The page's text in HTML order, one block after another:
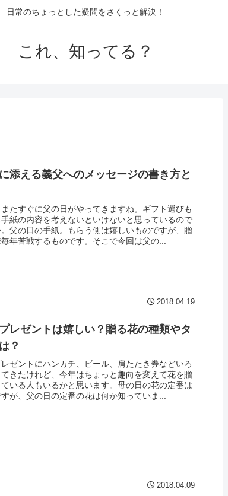
日常のちょっとした疑問をさくっと解決！
これ、知ってる？
添える義父へのメッセージの書き方と
たすぐに父の日がやってきますね。ギフト選びも
紙の内容を考えないといけないと思っているので
父の日の手紙。もらう側は嬉しいものですが、贈
年苦戦するものです。そこで今回は父の...
2018.04.19
レゼントは嬉しい？贈る花の種類やタ
？
ゼントにハンカチ、ビール、肩たたき券などいろ
きたけれど、今年はちょっと趣向を変えて花を贈
いる人もいるかと思います。母の日の花の定番は
が、父の日の定番の花は何か知っていま...
2018.04.09